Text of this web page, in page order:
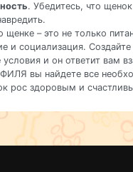
. Убедитесь, что
щенке – это не только
и социализация. Создайте
и он ответит вам
ФИЛЯ вы найдете все
рос здоровым и